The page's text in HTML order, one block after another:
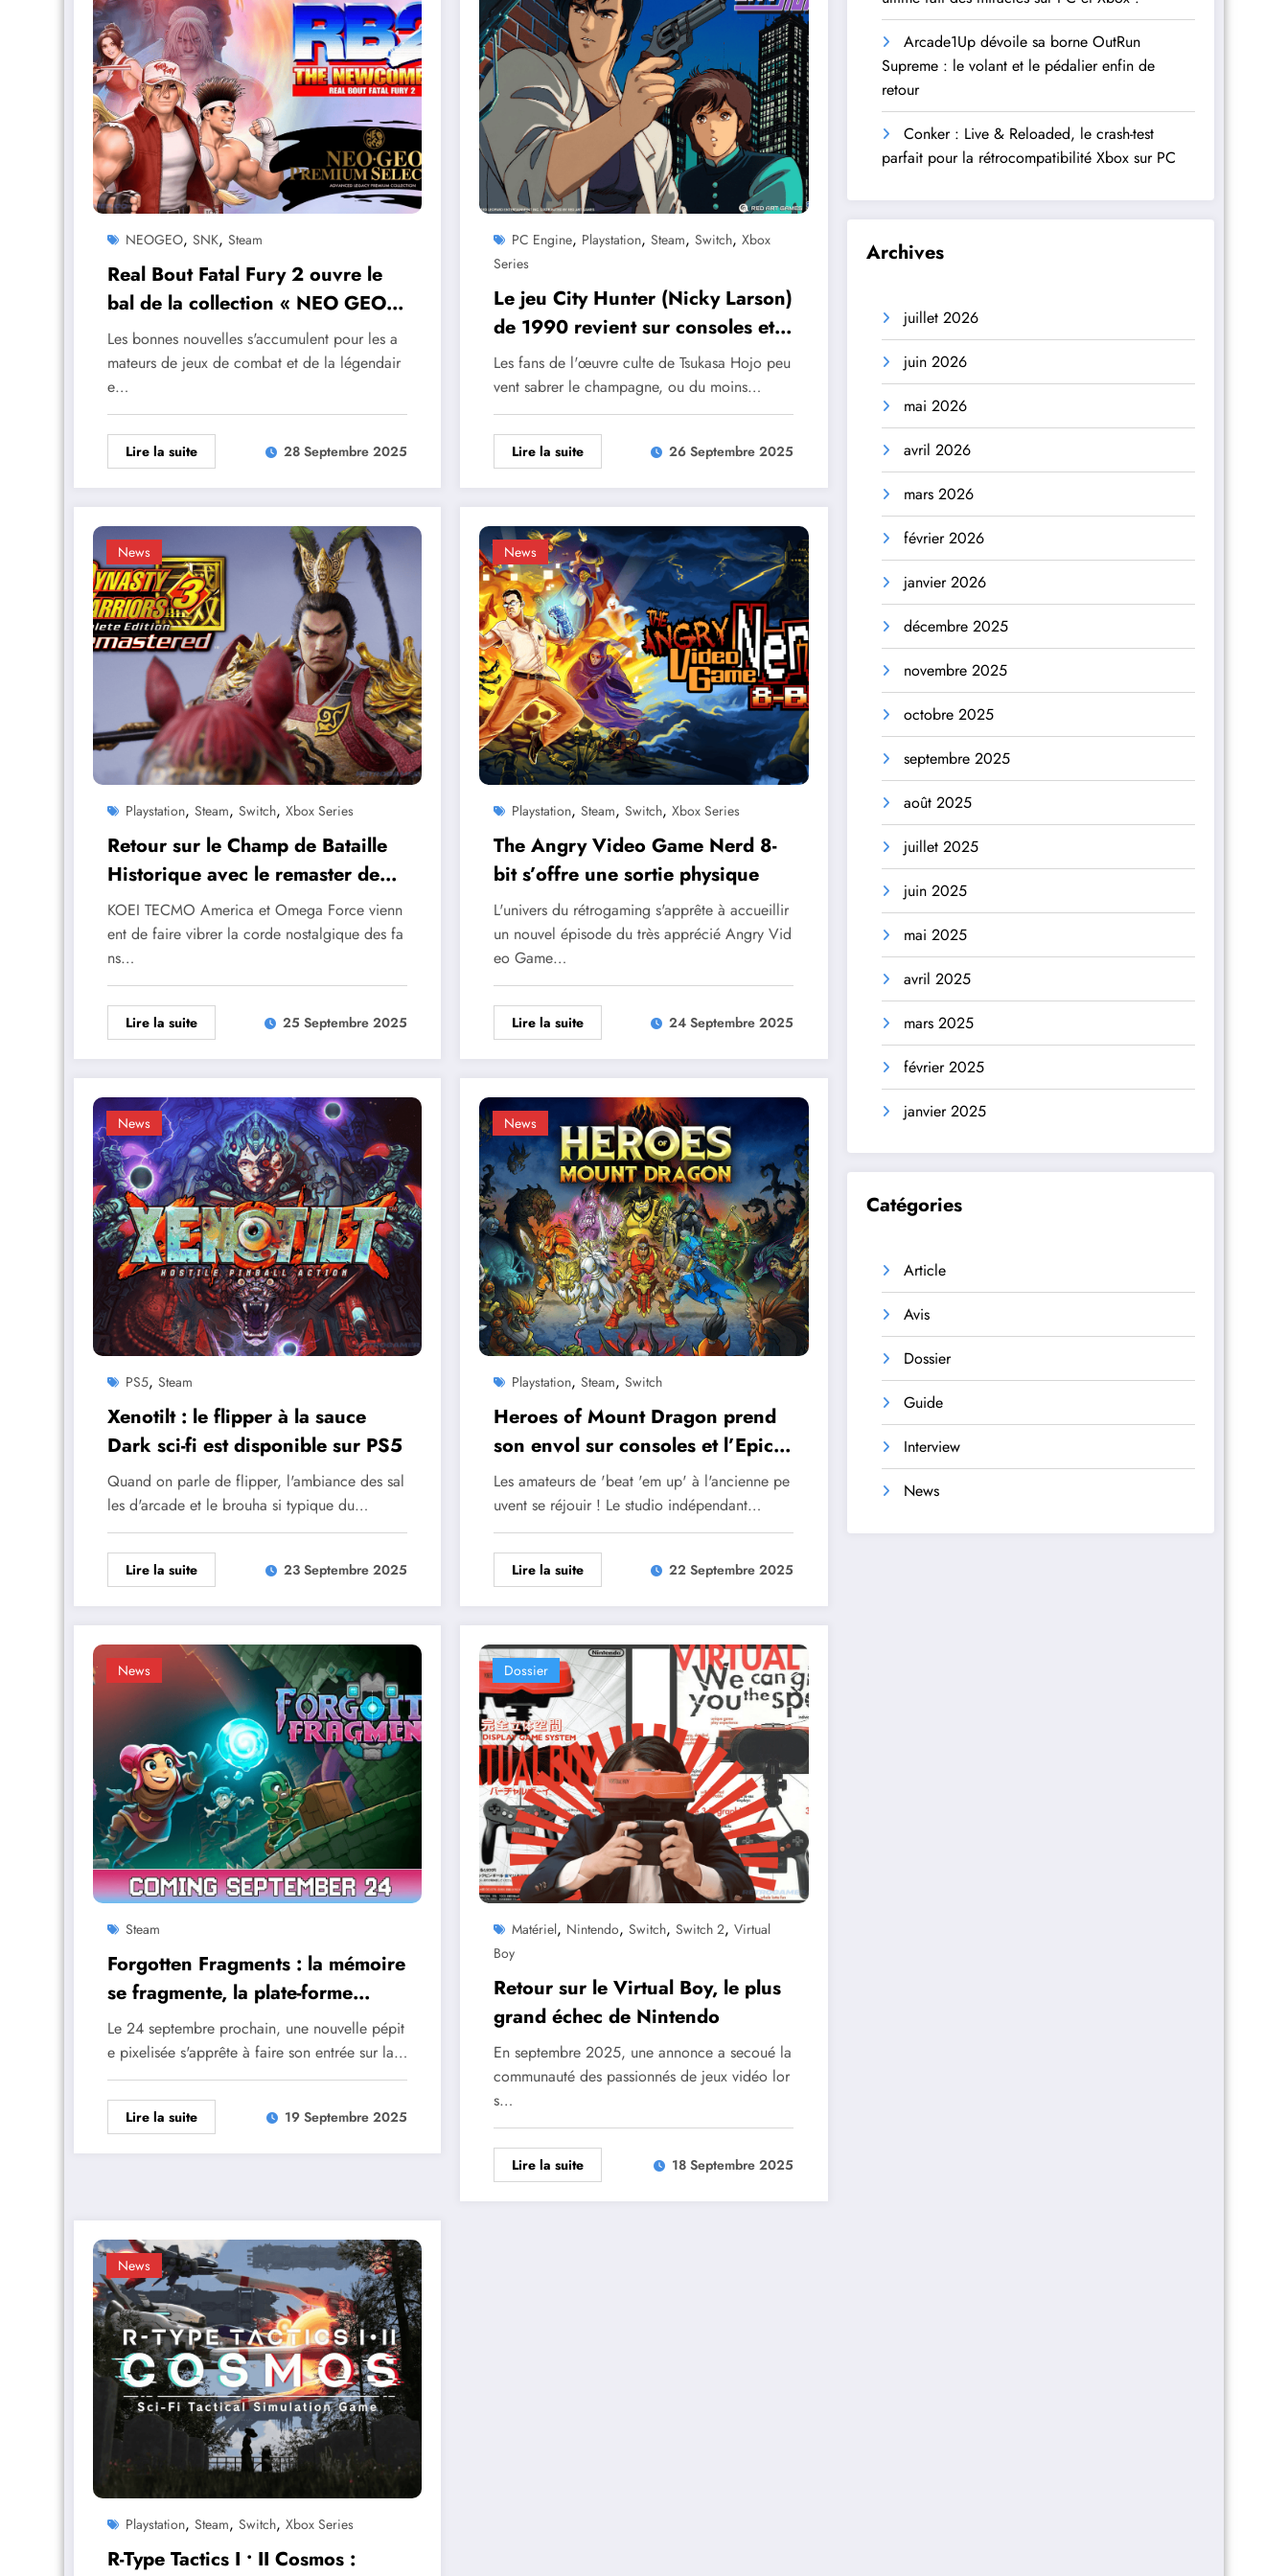
NEOGEO, SNK, Steam
Real Bout Fatal Fury 2 ouvre le
bal de la collection « NEO GEO
Premium Selection »
Les bonnes nouvelles s'accumulent pour les a
mateurs de jeux de combat et de la légendair
e…
Lire la suite 28 Septembre 2025
PC Engine, Playstation,Steam,Switch,Xbox
Series
Le jeu City Hunter (Nicky Larson)
de 1990 revient sur consoles et
PC !
Les fans de l'œuvre culte de Tsukasa Hojo peu
vent sabrer le champagne, ou du moins…
Lire la suite 26 Septembre 2025
News
Playstation, Steam, Switch, Xbox Series
Retour sur le Champ de Bataille
Historique avec le remaster de
Dynasty Warriors 3
KOEI TECMO America et Omega Force vienn
ent de faire vibrer la corde nostalgique des fa
ns…
Lire la suite 25 Septembre 2025
News
Playstation,Steam,Switch,Xbox Series
The Angry Video Game Nerd 8-
bit s’offre une sortie physique
L'univers du rétrogaming s'apprête à accueillir
un nouvel épisode du très apprécié Angry Vid
eo Game…
Lire la suite 24 Septembre 2025
News
PS5, Steam
Xenotilt : le flipper à la sauce
Dark sci-fi est disponible sur PS5
Quand on parle de flipper, l'ambiance des sal
les d'arcade et le brouha si typique du…
Lire la suite 23 Septembre 2025
News
Playstation,Steam,Switch
Heroes of Mount Dragon prend
son envol sur consoles et l’Epic
Games Store
Les amateurs de 'beat 'em up' à l'ancienne pe
uvent se réjouir ! Le studio indépendant…
Lire la suite 22 Septembre 2025
News
Steam
Forgotten Fragments : la mémoire
se fragmente, la plate-forme
s’assemble
Le 24 septembre prochain, une nouvelle pépit
e pixelisée s'apprête à faire son entrée sur la…
Lire la suite 19 Septembre 2025
Dossier
Matériel, Nintendo,Switch,Switch 2,Virtual
Boy
Retour sur le Virtual Boy, le plus
grand échec de Nintendo
En septembre 2025, une annonce a secoué la
communauté des passionnés de jeux vidéo lor
s…
Lire la suite 18 Septembre 2025
News
Playstation, Steam, Switch, Xbox Series
R-Type Tactics I • II Cosmos :
Arcade1Up dévoile sa borne OutRun
Supreme : le volant et le pédalier enfin de
retour
Conker : Live & Reloaded, le crash-test
parfait pour la rétrocompatibilité Xbox sur PC
Archives
juillet 2026
juin 2026
mai 2026
avril 2026
mars 2026
février 2026
janvier 2026
décembre 2025
novembre 2025
octobre 2025
septembre 2025
août 2025
juillet 2025
juin 2025
mai 2025
avril 2025
mars 2025
février 2025
janvier 2025
Catégories
Article
Avis
Dossier
Guide
Interview
News